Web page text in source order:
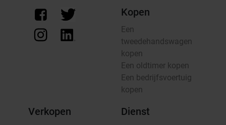
Kopen
Een
tweedehandswagen
kopen
Een oldtimer kopen
Een bedrijfsvoertuig
kopen
Verkopen Dienst